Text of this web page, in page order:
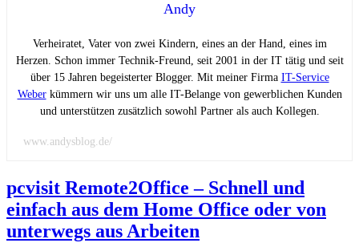
Andy
Verheiratet, Vater von zwei Kindern, eines an der Hand, eines im
Herzen. Schon immer Technik-Freund, seit 2001 in der IT tätig und seit
über 15 Jahren begeisterter Blogger. Mit meiner Firma IT-Service
Weberkümmern wir uns um alle IT-Belange von gewerblichen Kunden
und unterstützen zusätzlich sowohl Partner als auch Kollegen.
www.andysblog.de/
pcvisit Remote2Office – Schnell und
einfach aus dem Home Office oder von
unterwegs aus Arbeiten